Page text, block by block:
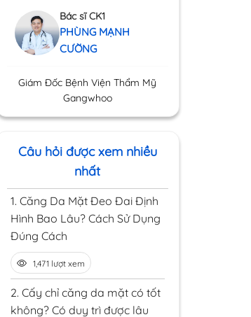
Bác sĩ CK1
PHÙNG MẠNH
CƯỜNG
Giám Đốc Bệnh Viện Thẩm Mỹ
Gangwhoo
Câu hỏi được xem nhiều
nhất
1. Căng Da Mặt Đeo Đai Định
Hình Bao Lâu? Cách Sử Dụng
Đúng Cách
1,471 lượt xem
2. Cấy chỉ căng da mặt có tốt
không? Có duy trì được lâu